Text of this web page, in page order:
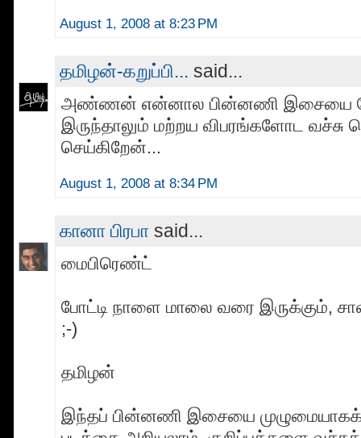
August 1, 2008 at 8:23 PM
தமிழன்-கறுப்பி... said...
அண்ணன் என்னால பின்னணி இசையை
இருந்தாலும் மற்றய விபரங்களோட வச்சு
செய்கிறேன்...
August 1, 2008 at 8:34 PM
கானா பிரபா said...
மைபிரெண்ட்
போட்டி நாளை மாலை வரை இருக்கும்,
;-)
தமிழன்
இந்தப் பின்னணி இசையை